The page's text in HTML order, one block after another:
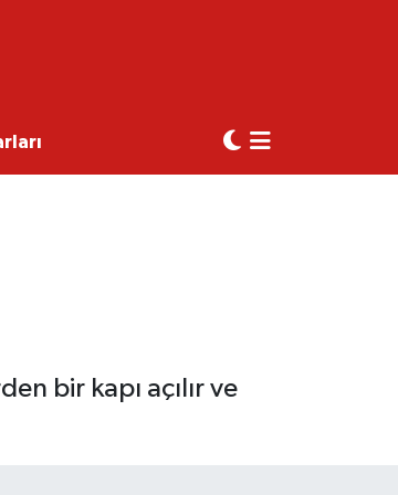
bir kapı açılır ve